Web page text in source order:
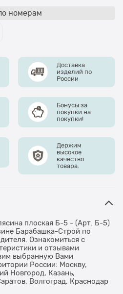
номерам
Доставка
изделий по
России
Бонусы за
покупки на
покупки!
Держим
высокое
качество
товара.
плоская Б-5 - (Арт. Б-5)
Барабашка-Строй по
Ознакомиться с
и отзывами
выбранную Вами
России: Москву,
Новгород, Казань,
Волгоград, Краснодар